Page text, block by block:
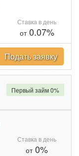
Ставка в день
от0.07%
Подать заявку
Ставка в день
от0%
Первый займ 0%